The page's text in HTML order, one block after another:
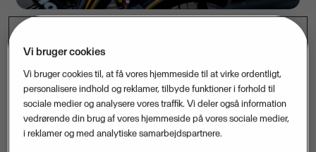
Jumbo-Visma siden 2019 og understøtter nu
cykelholdet i gennemførelsen af en nytænkende
rekrutteringskampagne, der skal få cykelsportens
usynlige helte helt op på podiet.
Vi bruger cookies
Vi bruger cookies til, at få vores hjemmeside til at virke ordentligt,
personalisere indhold og reklamer, tilbyde funktioner i forhold til
sociale medier og analysere vores traffik. Vi deler også information
vedrørende din brug af vores hjemmeside på vores sociale medier,
i reklamer og med analytiske samarbejdspartnere.